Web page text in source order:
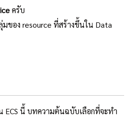
ครับ
ของ resource ที่สร้างขึ้นใน Data
ECS นี้ บทความต้นฉบับเลือกที่จะทำ